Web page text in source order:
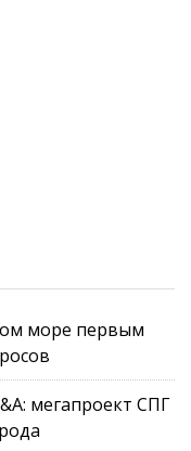
море первым
мегапроект СПГ